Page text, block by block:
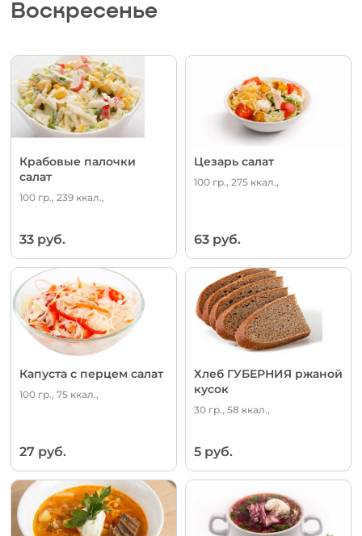
Воскресенье
Крабовые палочки
салат
100 гр., 239 ккал.,
33 руб.
Цезарь салат
100 гр., 275 ккал.,
63 руб.
Капуста с перцем салат
100 гр., 75 ккал.,
27 руб.
Хлеб ГУБЕРНИЯ ржаной
кусок
30 гр., 58 ккал.,
5 руб.